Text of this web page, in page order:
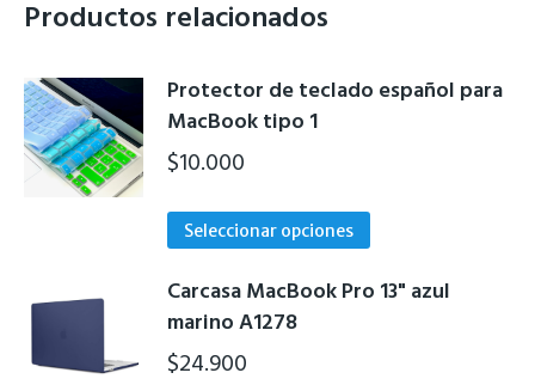
Productos relacionados
Protector de teclado español para
MacBook tipo 1
$10.000
Seleccionar opciones
Este
producto
tiene
Carcasa MacBook Pro 13" azul
marino A1278
$24.900